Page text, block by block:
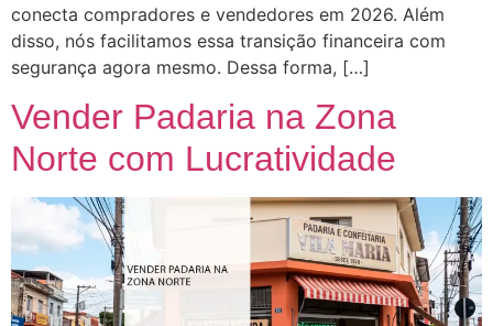
conecta compradores e vendedores em 2026. Além
disso, nós facilitamos essa transição financeira com
segurança agora mesmo. Dessa forma, […]
Vender Padaria na Zona
Norte com Lucratividade